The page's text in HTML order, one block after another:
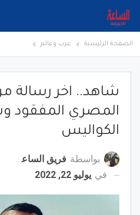
الصفحة الرئيسية عرب وعالم
شاهد.. اخر رسالة
المصري المفقود
الكواليس
بواسطة فريق الساعة برس
في يوليو 22, 2022